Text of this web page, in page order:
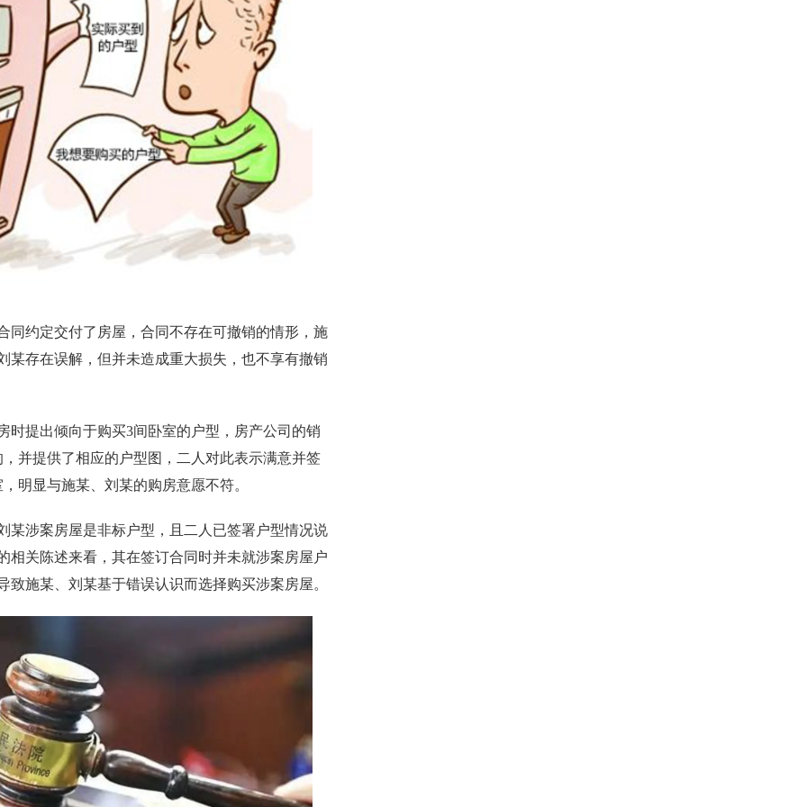
约定交付了房屋，合同不存在可撤销的情形，施
某存在误解，但并未造成重大损失，也不享有撤销
提出倾向于购买3间卧室的户型，房产公司的销
并提供了相应的户型图，二人对此表示满意并签
明显与施某、刘某的购房意愿不符。
涉案房屋是非标户型，且二人已签署户型情况说
相关陈述来看，其在签订合同时并未就涉案房屋户
施某、刘某基于错误认识而选择购买涉案房屋。